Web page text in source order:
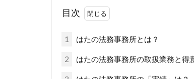
目次
1 はたの法務事務所とは？
2 はたの法務事務所の取扱業務と得